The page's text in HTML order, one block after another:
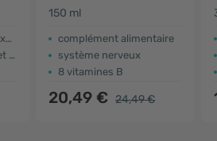
150 ml
complément alimentaire
système nerveux
8 vitamines B
20,49 € 24,49 €